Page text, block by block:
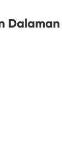
Dalaman